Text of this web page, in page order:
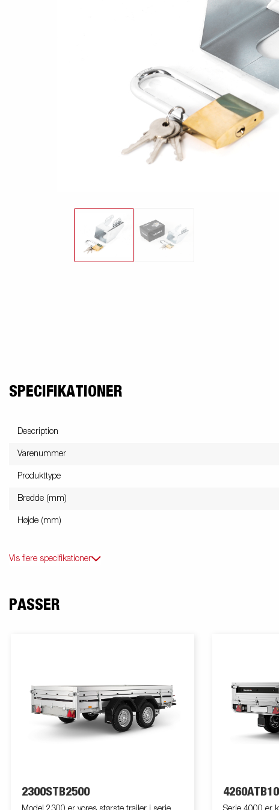
Trailer med tip
Påløbsbremser
Hjul / Fælge /
Skærme
friends
SPECIFIKATIONER
Description
Varenummer
Produkttype
Bredde (mm)
Højde (mm)
Vis flere specifikationer
PASSER
2300STB2500